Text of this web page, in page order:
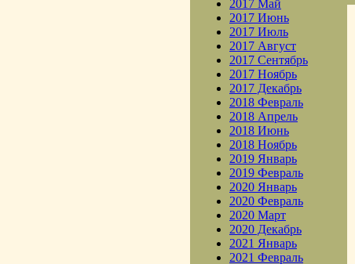
2017 Май
2017 Июнь
2017 Июль
2017 Август
2017 Сентябрь
2017 Ноябрь
2017 Декабрь
2018 Февраль
2018 Апрель
2018 Июнь
2018 Ноябрь
2019 Январь
2019 Февраль
2020 Январь
2020 Февраль
2020 Март
2020 Декабрь
2021 Январь
2021 Февраль